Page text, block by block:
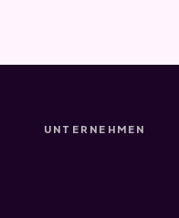
UNTERNEHMEN